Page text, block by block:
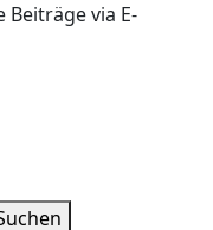
via E-